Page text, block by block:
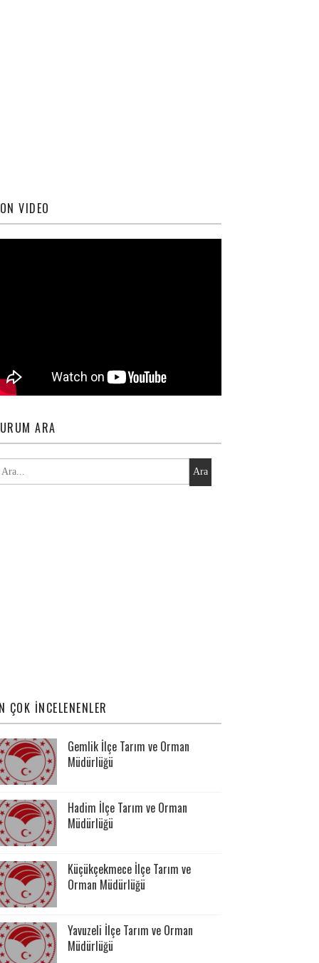
VIDEO
ARA
Ara
ÇOK İNCELENENLER
Gemlik İlçe Tarım ve Orman
Müdürlüğü
Hadim İlçe Tarım ve Orman
Müdürlüğü
Küçükçekmece İlçe Tarım ve
Orman Müdürlüğü
Yavuzeli İlçe Tarım ve Orman
Müdürlüğü